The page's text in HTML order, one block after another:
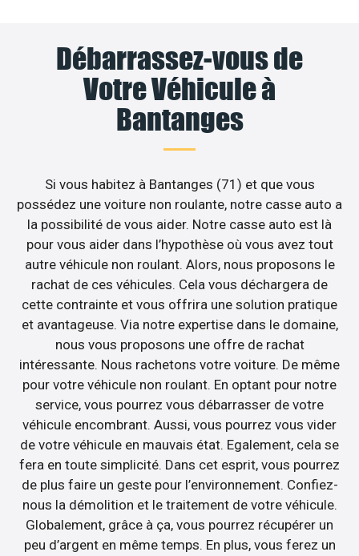
Débarrassez-vous de
Votre Véhicule à
Bantanges
Si vous habitez à Bantanges (71) et que vous
possédez une voiture non roulante, notre casse auto a
la possibilité de vous aider. Notre casse auto est là
pour vous aider dans l’hypothèse où vous avez tout
autre véhicule non roulant. Alors, nous proposons le
rachat de ces véhicules. Cela vous déchargera de
cette contrainte et vous offrira une solution pratique
et avantageuse. Via notre expertise dans le domaine,
nous vous proposons une offre de rachat
intéressante. Nous rachetons votre voiture. De même
pour votre véhicule non roulant. En optant pour notre
service, vous pourrez vous débarrasser de votre
véhicule encombrant. Aussi, vous pourrez vous vider
de votre véhicule en mauvais état. Egalement, cela se
fera en toute simplicité. Dans cet esprit, vous pourrez
de plus faire un geste pour l’environnement. Confiez-
nous la démolition et le traitement de votre véhicule.
Globalement, grâce à ça, vous pourrez récupérer un
peu d’argent en même temps. En plus, vous ferez un